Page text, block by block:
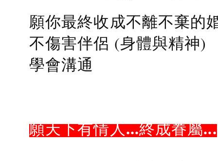
願你最終收成不離不棄的
不傷害伴侶 (身體與精神)
學會溝通
願天下有情人...終成眷屬...